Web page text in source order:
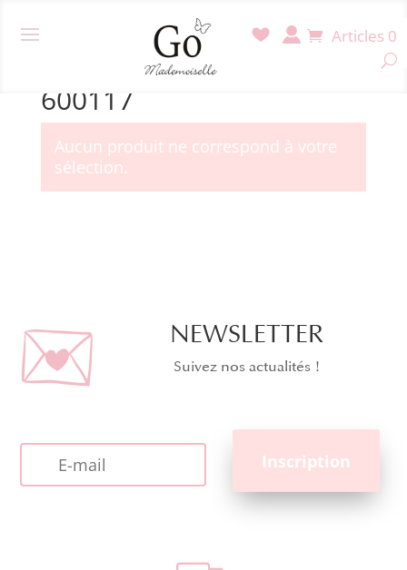
Articles 0
/ Produit Référence / 600117
600117
Aucun produit ne correspond à votre
sélection.
NEWSLETTER
Suivez nos actualités !